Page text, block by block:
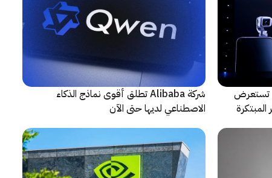
بالتعاون مع ARRI، شركة HONOR تستعرض
شركة Alibaba تطلق أقوى نماذج الذكاء
الاصطناعي لديها حتى الآن